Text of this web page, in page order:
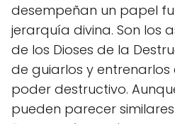
desempeñan un papel
jerarquía divina. Son los
de los Dioses de la
de guiarlos y entrenarlos
poder destructivo.
pueden parecer